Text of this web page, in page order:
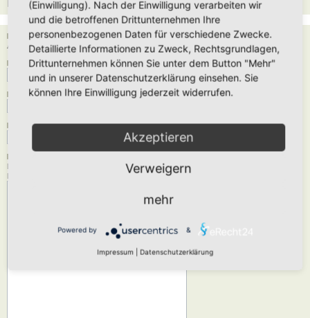
Robert
Empfänger:
Administrator
Deine E-Mail-Adresse:
Dein Name:
Betreff:
Nachrichtentext:
Diese Nachricht wird als reiner Text verschickt, verwende daher kein HTML oder
BBCode. Als Antwort-Adresse für die E-Mail wird deine E-Mail-Adresse angegeben.
(Einwilligung). Nach der Einwilligung verarbeiten wir
und die betroffenen Drittunternehmen Ihre
personenbezogenen Daten für verschiedene Zwecke.
Detaillierte Informationen zu Zweck, Rechtsgrundlagen,
Drittunternehmen können Sie unter dem Button "Mehr"
und in unserer Datenschutzerklärung einsehen. Sie
können Ihre Einwilligung jederzeit widerrufen.
Akzeptieren
Verweigern
mehr
Powered by &
Impressum Datenschutzerklärung